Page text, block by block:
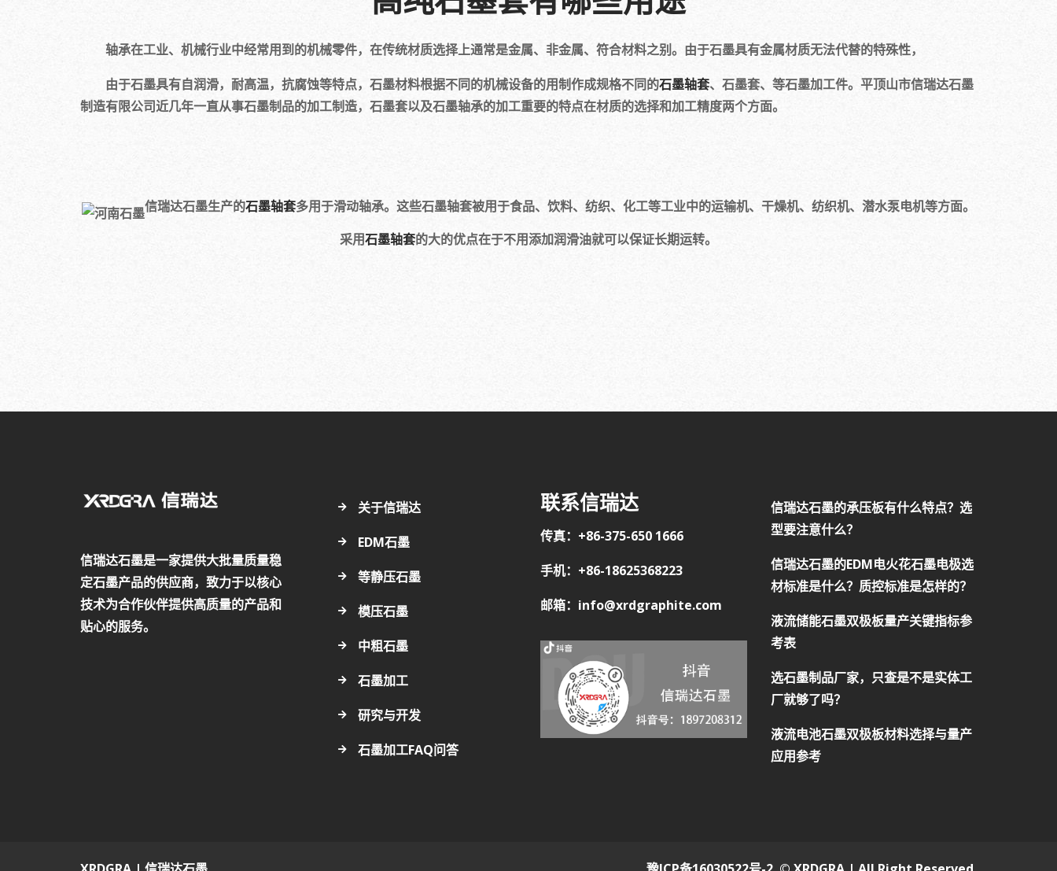
轴承在工业、机械行业中经常用到的机械零件，在传统材质选择上通常是金属、非金属、符合材料之别。由于石墨具有金属材质无法代替的特殊性，
由于石墨具有自润滑，耐高温，抗腐蚀等特点，石墨材料根据不同的机械设备的用制作成规格不同的石墨轴套、石墨套、等石墨加工件。平顶山市信瑞达石墨
制造有限公司近几年一直从事石墨制品的加工制造，石墨套以及石墨轴承的加工重要的特点在材质的选择和加工精度两个方面。
信瑞达石墨生产的石墨轴套多用于滑动轴承。这些石墨轴套被用于食品、饮料、纺织、化工等工业中的运输机、干燥机、纺织机、潜水泵电机等方面。
采用石墨轴套的大的优点在于不用添加润滑油就可以保证长期运转。
信瑞达石墨是一家提供大批量质量稳
定石墨产品的供应商，致力于以核心
技术为合作伙伴提供高质量的产品和
贴心的服务。
关于信瑞达
EDM石墨
等静压石墨
模压石墨
中粗石墨
石墨加工
研究与开发
石墨加工FAQ问答
联系信瑞达
传真：+86-375-650 1666
手机：+86-18625368223
邮箱：info@xrdgraphite.com
信瑞达石墨的承压板有什么特点？选
型要注意什么？
信瑞达石墨的EDM电火花石墨电极选
材标准是什么？质控标准是怎样的？
液流储能石墨双极板量产关键指标参
考表
选石墨制品厂家，只查是不是实体工
厂就够了吗？
液流电池石墨双极板材料选择与量产
应用参考